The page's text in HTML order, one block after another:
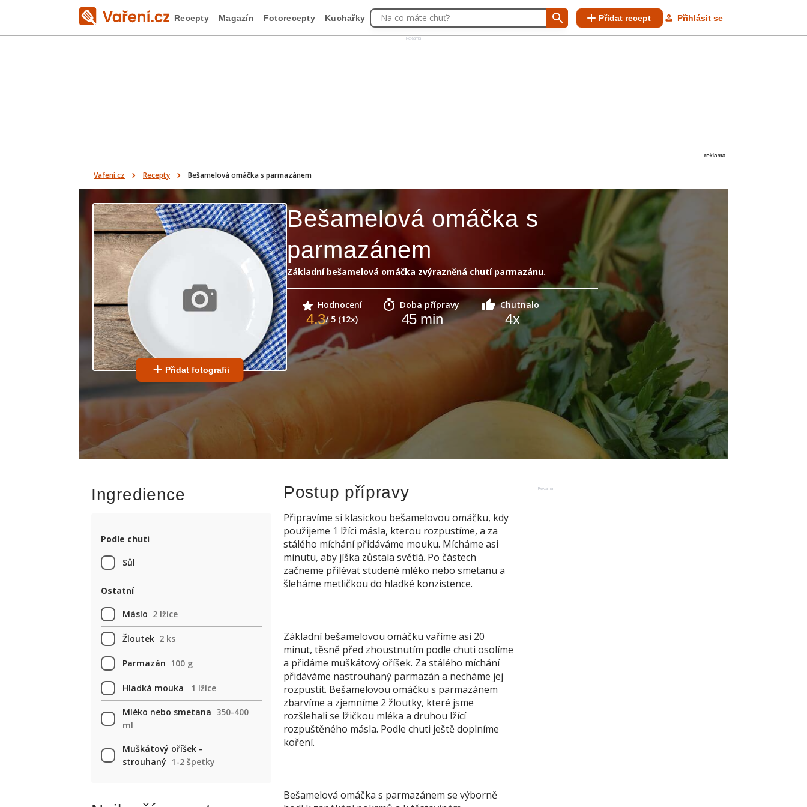
Reklama
Recepty Magazín Fotorecepty Kuchařky Na co máte chuť? Přidat recept Přihlásit se
Vaření.cz Recepty Bešamelová omáčka s parmazánem
Přidat fotografii
Bešamelová omáčka s
parmazánem
Základní bešamelová omáčka zvýrazněná chutí parmazánu.
Hodnocení
4.3/ 5 (12x)
Doba přípravy
45min
Chutnalo
4x
Reklama
Ingredience
Podle chuti
Sůl
Ostatní
Máslo 2 lžíce
Žloutek 2 ks
Parmazán 100 g
Hladká mouka 1 lžíce
Mléko nebo smetana 350-400
ml
Muškátový oříšek -
strouhaný 1-2 špetky
Postup přípravy
Připravíme si klasickou bešamelovou omáčku, kdy
použijeme 1 lžíci másla, kterou rozpustíme, a za
stálého míchání přidáváme mouku. Mícháme asi
minutu, aby jíška zůstala světlá. Po částech
začneme přilévat studené mléko nebo smetanu a
šleháme metličkou do hladké konzistence.
Základní bešamelovou omáčku vaříme asi 20
minut, těsně před zhoustnutím podle chuti osolíme
a přidáme muškátový oříšek. Za stálého míchání
přidáváme nastrouhaný parmazán a necháme jej
rozpustit. Bešamelovou omáčku s parmazánem
zbarvíme a zjemníme 2 žloutky, které jsme
rozšlehali se lžičkou mléka a druhou lžící
rozpuštěného másla. Podle chuti ještě doplníme
koření.
Bešamelová omáčka s parmazánem se výborně